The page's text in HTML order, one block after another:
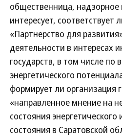
общественница, надзорное
интересует, соответствует
«Партнерство для
деятельности в интересах
государств, в том числе по
энергетического
формирует ли организация
«направленное мнение на
состояния энергетического
состояния в Саратовской